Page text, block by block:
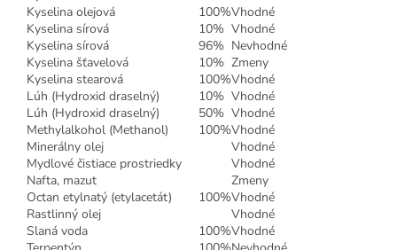
Kyselina olejová
100%Vhodné
Kyselina sírová
10% Vhodné
Kyselina sírová
96% Nevhodné
Kyselina šťavelová
10% Zmeny
Kyselina stearová
100%Vhodné
Lúh (Hydroxid draselný)
10% Vhodné
Lúh (Hydroxid draselný)
50% Vhodné
Methylalkohol (Methanol)
100%Vhodné
Minerálny olej
Vhodné
Mydlové čistiace prostriedky
Vhodné
Nafta, mazut
Zmeny
Octan etylnatý (etylacetát)
100%Vhodné
Rastlinný olej
Vhodné
Slaná voda
100%Vhodné